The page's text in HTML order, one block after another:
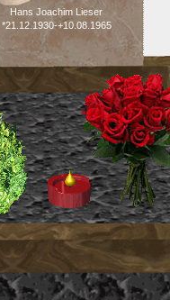
Hans Joachim Lieser
*21.12.1930-+10.08.1965